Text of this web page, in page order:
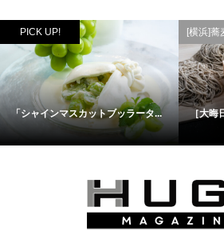
PICK UP!
「シャインマスカットブッラータ...
[横浜]蕎
［大